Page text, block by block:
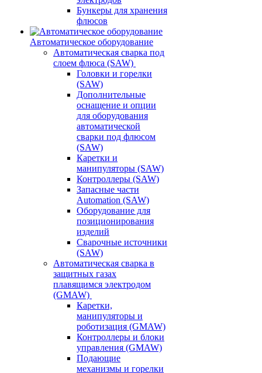
Бункеры для хранения
флюсов
Автоматическое оборудование
Автоматическая сварка под
слоем флюса (SAW)
Головки и горелки
(SAW)
Дополнительные
оснащение и опции
для оборудования
автоматической
сварки под флюсом
(SAW)
Каретки и
манипуляторы (SAW)
Контроллеры (SAW)
Запасные части
Automation (SAW)
Оборудование для
позиционирования
изделий
Сварочные источники
(SAW)
Автоматическая сварка в
защитных газах
плавящимся электродом
(GMAW)
Каретки,
манипуляторы и
роботизация (GMAW)
Контроллеры и блоки
управления (GMAW)
Подающие
механизмы и горелки